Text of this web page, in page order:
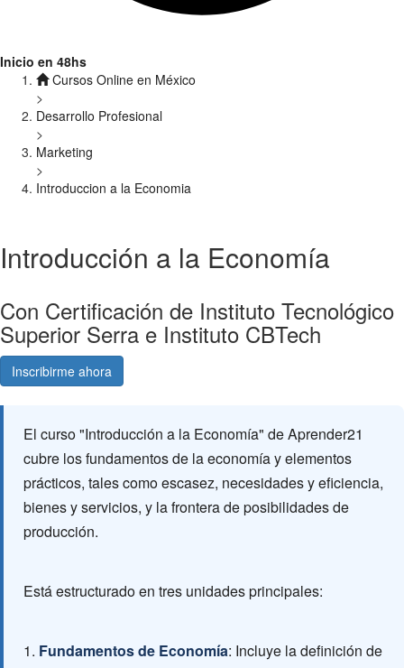
Inicio en 48hs
Cursos Online en México
>
Desarrollo Profesional
>
Marketing
>
Introduccion a la Economia
Introducción a la Economía
Con Certificación de Instituto Tecnológico
Superior Serra e Instituto CBTech
Inscribirme ahora
El curso "Introducción a la Economía" de Aprender21
cubre los fundamentos de la economía y elementos
prácticos, tales como escasez, necesidades y eficiencia,
bienes y servicios, y la frontera de posibilidades de
producción.
Está estructurado en tres unidades principales:
1. Fundamentos de Economía: Incluye la definición de